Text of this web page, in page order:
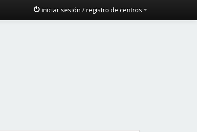
iniciar sesión / registro de centros